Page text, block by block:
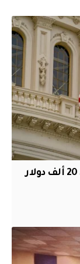
أميركا تقر سندات تأشيرات تصل إلى 20 ألف دولار